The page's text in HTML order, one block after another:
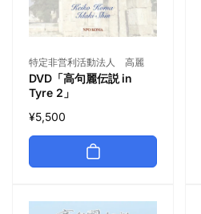
特定非営利活動法人 高麗
DVD「高句麗伝説 in
Tyre 2」
¥5,500